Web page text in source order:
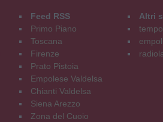
Feed RSS
Primo Piano
Toscana
Firenze
Prato Pistoia
Empolese Valdelsa
Chianti Valdelsa
Siena Arezzo
Zona del Cuoio
Altri